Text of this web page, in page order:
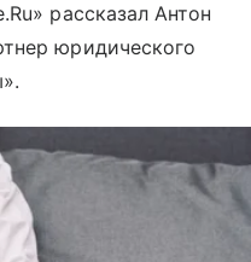
рассказал Антон
юридического